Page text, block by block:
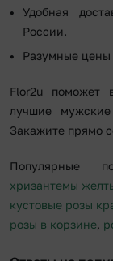
Удобная
России.
Разумные цены
Flor2u поможет
лучшие
Закажите прямо
Популярные
хризантемы
кустовые розы
розы в корзине,